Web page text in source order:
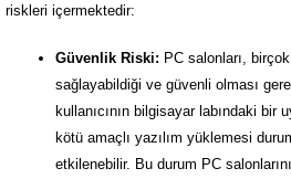
riskleri içermektedir:
Güvenlik Riski: PC salonları,
sağlayabildiği ve güvenli olması
kullanıcının bilgisayar labındaki bir
kötü amaçlı yazılım yüklemesi
etkilenebilir. Bu durum PC